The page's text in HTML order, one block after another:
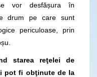
vor desfășura în
drum pe care sunt
periculoase, prin
starea reţelei de
pot fi obţinute de la